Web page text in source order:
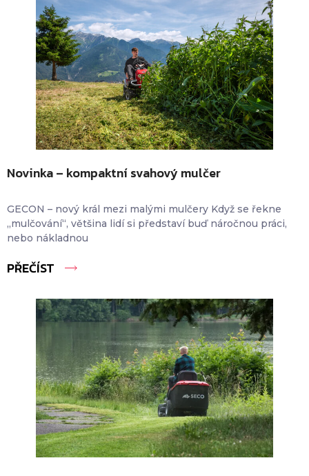
Novinka – kompaktní svahový mulčer
GECON – nový král mezi malými mulčery Když se řekne
„mulčování“, většina lidí si představí buď náročnou práci,
nebo nákladnou
PŘEČÍST